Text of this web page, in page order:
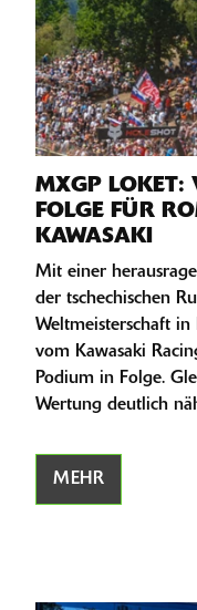
MXGP LOKET:
FOLGE FÜR
KAWASAKI
Mit einer
der tschechischen
Weltmeisterschaft in
vom Kawasaki
Podium in Folge.
Wertung deutlich
MEHR